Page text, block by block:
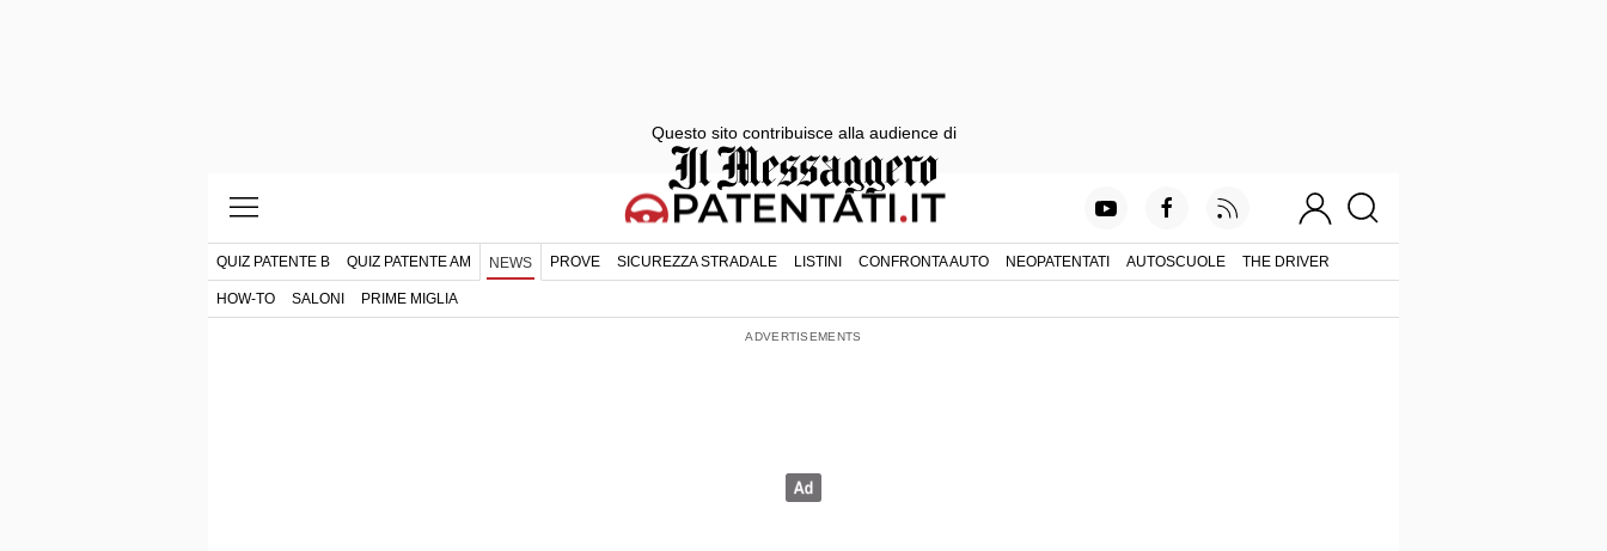
QUIZ PATENTE B QUIZ PATENTE AM NEWS PROVE SICUREZZA STRADALE LISTINI CONFRONTA AUTO NEOPATENTATI AUTOSCUOLE THE DRIVER
HOW-TO SALONI PRIME MIGLIA
Questo sito contribuisce alla audience di